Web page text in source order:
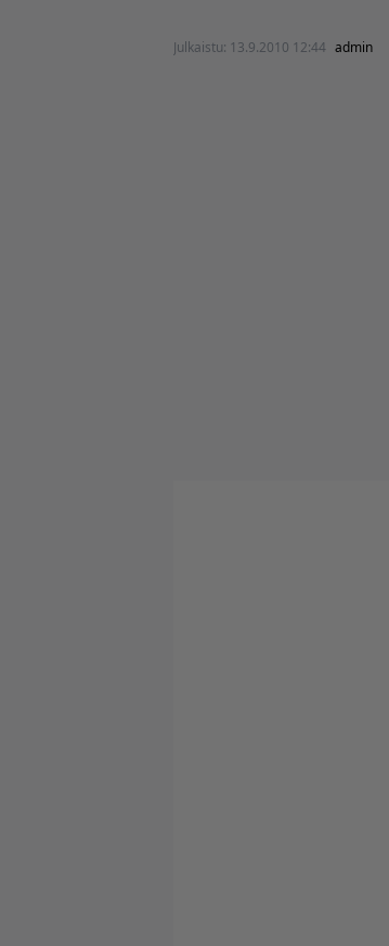
Julkaistu: 13.9.2010 12:44 admin